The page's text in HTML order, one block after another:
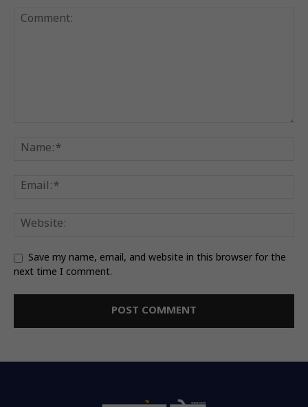
Save my name, email, and website in this browser for the
next time I comment.